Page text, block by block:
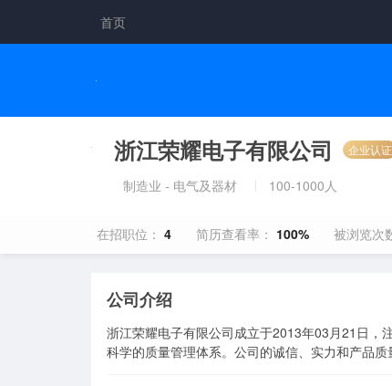
首页
浙江荣耀电子有限公司 企业认证
制造业 - 电气及器材 100-1000人
在招职位： 4 简历查看率： 100% 被浏览次
公司介绍
浙江荣耀电子有限公司成立于2013年03月21日，
科学的质量管理体系。公司的诚信、实力和产品